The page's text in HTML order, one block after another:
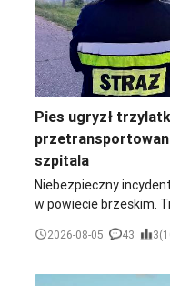
Pies ugryzł
szpitala
Niebezpieczny
w powiecie brzeskim.
pogryziona przez psa
zadysponowano
2026-08-05 43